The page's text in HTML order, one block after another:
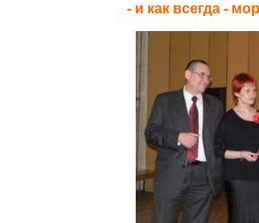
- и как всегда -